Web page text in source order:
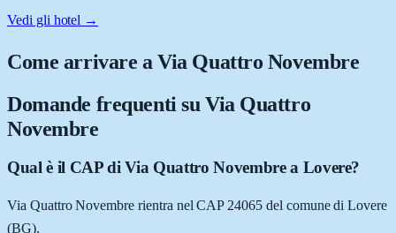
Vedi gli hotel →
Come arrivare aVia Quattro Novembre
Domande frequenti su Via Quattro
Novembre
Qual è il CAP di Via Quattro Novembre a Lovere?
Via Quattro Novembre rientra nel CAP 24065 del comune di Lovere
(BG).